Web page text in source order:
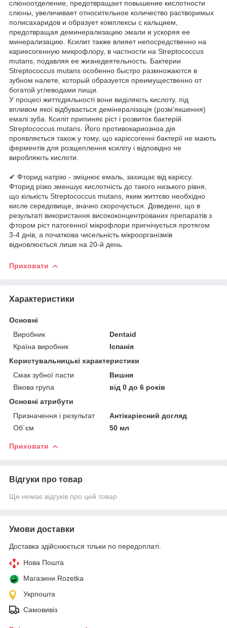
слюноотделение, предотвращает повышение кислотности
слюны, увеличивает относительное количество растворимых
полисахаридов и образует комплексы с кальцием,
предотвращая деминерализацию эмали и ускоряя ее
минерализацию. Ксилит также влияет непосредственно на
кариесогенную микрофлору, в частности на Streptococcus
mutans, подавляя ее жизнедеятельность. Бактерии
Streptococcus mutans особенно быстро размножаются в
зубном налете, который образуется преимущественно от
богатой углеводами пищи.
У процесі життєдіяльності вони виділяють кислоту, під
впливом якої відбувається демінералізація (розм'якшення)
емалі зуба. Ксиліт припиняє ріст і розвиток бактерій
Streptococcus mutans. Його противокариозноа дія
проявляється також у тому, що карієсогенні бактерії не мають
ферментів для розщеплення ксиліту і відповідно не
виробляють кислоти.
✔ Фторид натрію - зміцнює емаль, захищає від карієсу.
Фторид різко зменшує кислотність до такого низького рівня,
що кількість Streptococcus mutans, яким життєво необхідно
кисле середовище, значно скорочується. Доведено, що в
результаті використання висококонцентрованих препаратів з
фтором ріст патогенної мікрофлори пригнічується протягом
3-4 днів, а початкова чисельність мікроорганізмів
відновлюється лише на 20-й день.
Приховати
Характеристики
Основні
Виробник
Dentaid
Країна виробник
Іспанія
Користувальницькі характеристики
Смак зубної пасти
Вишня
Вікова група
від 0 до 6 років
Основні атрибути
Призначення і результат
Антікаріесний догляд
Об`єм
50 мл
Приховати
Відгуки про товар
Ще немає відгуків про цей товар
Умови доставки
Доставка здійснюється тільки по передоплаті.
Нова Пошта
Магазини Rozetka
Укрпошта
Самовивіз